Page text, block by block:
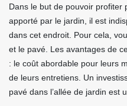
Dans le but de pouvoir profiter
apporté par le jardin, il est
dans cet endroit. Pour cela,
et le pavé. Les avantages de
: le coût abordable pour leurs
de leurs entretiens. Un
pavé dans l’allée de jardin est